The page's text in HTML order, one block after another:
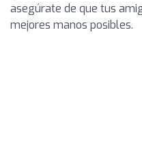
asegúrate de que tus
mejores manos posibles.